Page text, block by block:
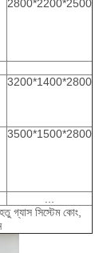
2800*2200*2500
3200*1400*2800
3500*1500*2800
...
গ্যাস সিস্টেম কোং,